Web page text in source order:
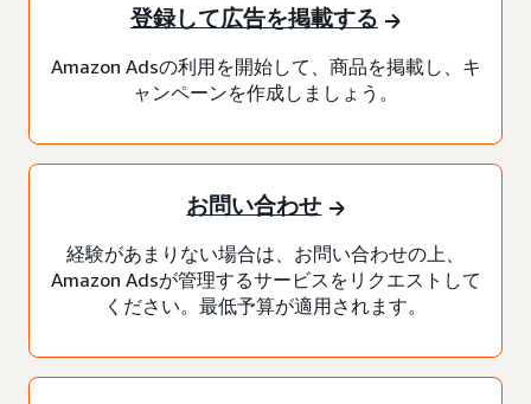
登録して広告を掲載する
Amazon Adsの利用を開始して、商品を掲載し、キ
ャンペーンを作成しましょう。
お問い合わせ
経験があまりない場合は、お問い合わせの上、
Amazon Adsが管理するサービスをリクエストして
ください。最低予算が適用されます。